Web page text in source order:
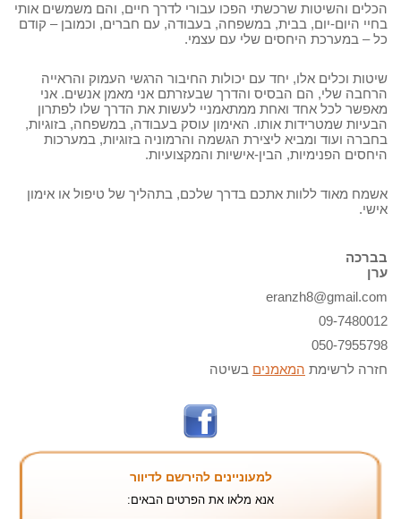
הכלים והשיטות שרכשתי הפכו עבורי לדרך חיים, והם משמשים אותי
בחיי היום-יום, בבית, במשפחה, בעבודה, עם חברים, וכמובן – קודם
כל – במערכת היחסים שלי עם עצמי.
שיטות וכלים אלו, יחד עם יכולות החיבור הרגשי העמוק והראייה
הרחבה שלי, הם הבסיס והדרך שבעזרתם אני מאמן אנשים. אני
מאפשר לכל אחד ואחת ממתאמניי לעשות את הדרך שלו לפתרון
הבעיות שמטרידות אותו. האימון עוסק בעבודה, במשפחה, בזוגיות,
בחברה ועוד ומביא ליצירת הגשמה והרמוניה בזוגיות, במערכות
היחסים הפנימיות, הבין-אישיות והמקצועיות.
אשמח מאוד ללוות אתכם בדרך שלכם, בתהליך של טיפול או אימון
אישי.
בברכה
ערן
eranzh8@gmail.com
09-7480012
050-7955798
חזרה לרשימת המאמנים בשיטה
למעוניינים להירשם לדיוור
אנא מלאו את הפרטים הבאים: